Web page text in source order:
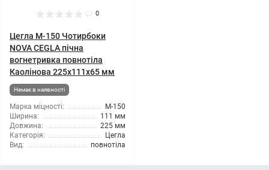
0
Цегла М-150 Чотирбоки
NOVA CEGLA пічна
вогнетривка повнотіла
Каолінова 225х111х65 мм
Немає в наявності
Марка міцності:
М-150
Ширина:
111 мм
Довжина:
225 мм
Категорія:
Цегла
Вид:
повнотіла